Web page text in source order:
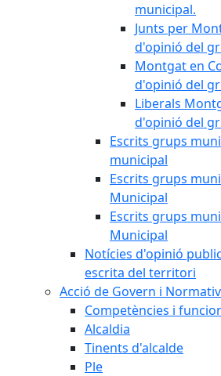
municipal.
Junts per
d'opinió del
Montgat en
d'opinió del
Liberals
d'opinió del
Escrits grups
municipal
Escrits grups
Municipal
Escrits grups
Municipal
Notícies d'opinió
escrita del territori
Acció de Govern i
Competències i
Alcaldia
Tinents d'alcalde
Ple